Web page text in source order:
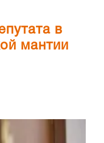
в
мантии